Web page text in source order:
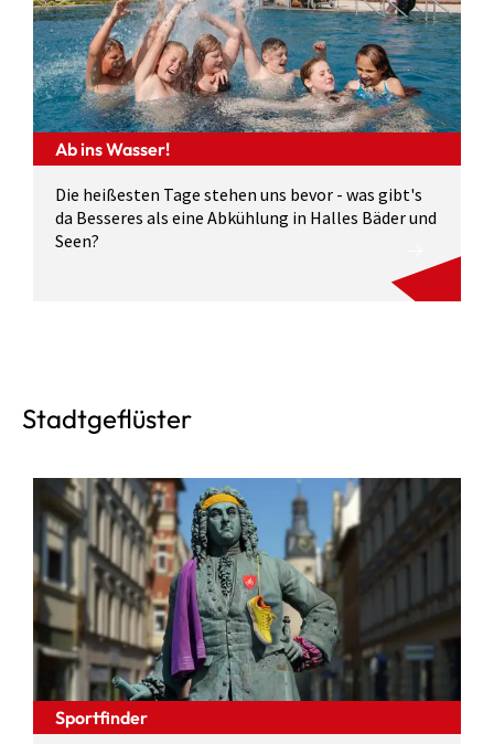
Ab ins Wasser!
Die heißesten Tage stehen uns bevor - was gibt's
da Besseres als eine Abkühlung in Halles Bäder und
Seen?
Stadtgeflüster
Sportfinder